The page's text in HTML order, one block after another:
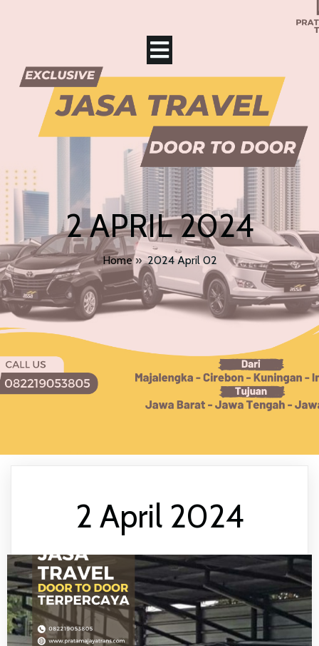
2 APRIL 2024
Home»2024 April 02
2 April 2024